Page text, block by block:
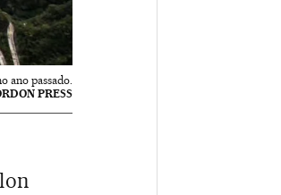
ano passado.
PRESS